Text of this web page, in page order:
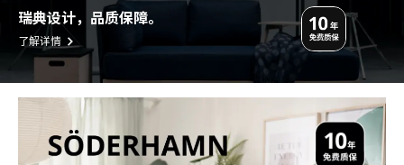
瑞典设计，品质保障。
了解详情